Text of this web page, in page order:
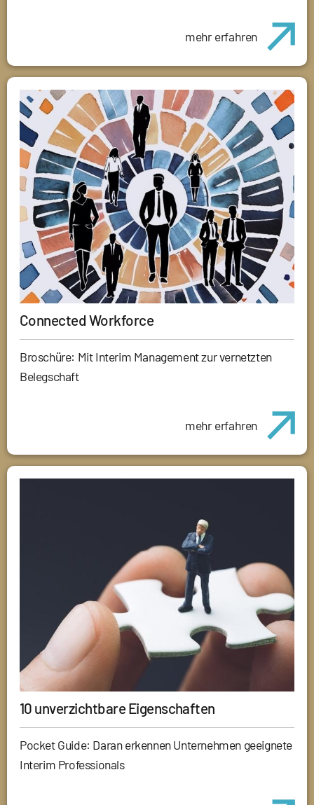
mehr erfahren
Connected Workforce
Broschüre: Mit Interim Management zur vernetzten
Belegschaft
mehr erfahren
10 unverzichtbare Eigenschaften
Pocket Guide: Daran erkennen Unternehmen geeignete
Interim Professionals